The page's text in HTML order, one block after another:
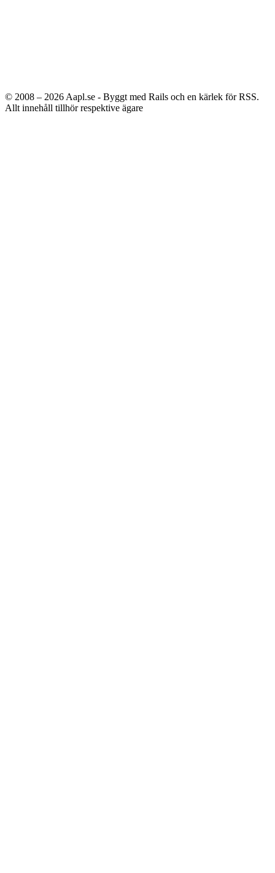
© 2008 – 2026 Aapl.se - Byggt med Rails och en kärlek för RSS.
Allt innehåll tillhör respektive ägare